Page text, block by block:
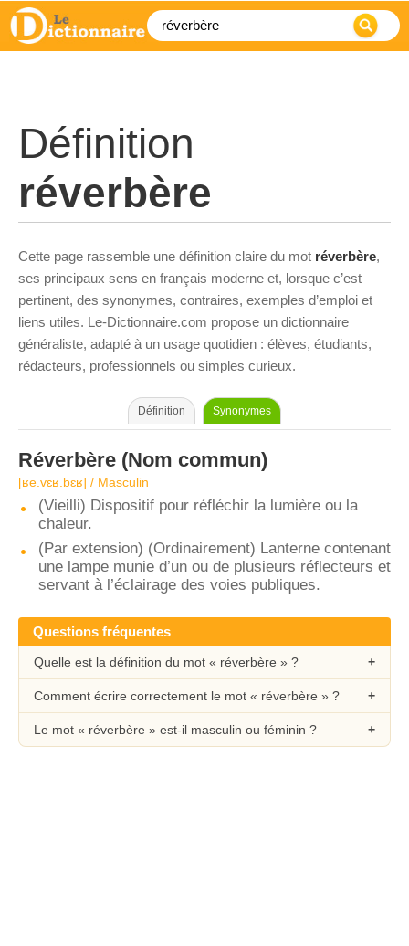
Définition
réverbère
Cette page rassemble une définition claire du mot réverbère,
ses principaux sens en français moderne et, lorsque c’est
pertinent, des synonymes, contraires, exemples d’emploi et
liens utiles. Le-Dictionnaire.com propose un dictionnaire
généraliste, adapté à un usage quotidien : élèves, étudiants,
rédacteurs, professionnels ou simples curieux.
Définition Synonymes
Réverbère (Nom commun)
[ʁe.vɛʁ.bɛʁ] / Masculin
(Vieilli) Dispositif pour réfléchir la lumière ou la
chaleur.
(Par extension) (Ordinairement) Lanterne contenant
une lampe munie d’un ou de plusieurs réflecteurs et
servant à l’éclairage des voies publiques.
Questions fréquentes
Quelle est la définition du mot « réverbère » ?
Comment écrire correctement le mot « réverbère » ?
Le mot « réverbère » est-il masculin ou féminin ?